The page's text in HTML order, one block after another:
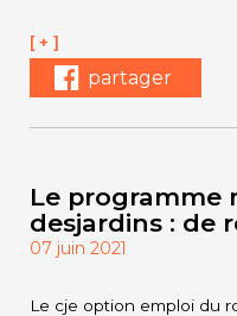
[ + ]
partager
Le programme
desjardins : de
07 juin 2021
Le cje option emploi du